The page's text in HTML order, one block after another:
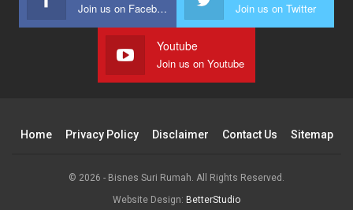
Join us on Facebook Join us on Twitter
Youtube
Join us on Youtube
Home Privacy Policy Disclaimer Contact Us Sitemap
© 2026 - Bisnes Suri Rumah. All Rights Reserved.
Website Design: BetterStudio